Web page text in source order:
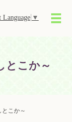
Language ▼
メ
とこか～
こか～